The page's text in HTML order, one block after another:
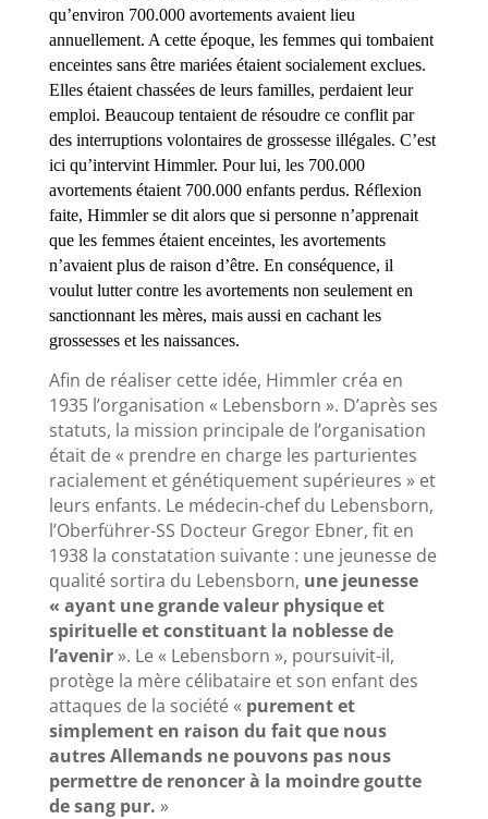
qu’environ 700.000 avortements avaient lieu
annuellement. A cette époque, les femmes qui tombaient
enceintes sans être mariées étaient socialement exclues.
Elles étaient chassées de leurs familles, perdaient leur
emploi. Beaucoup tentaient de résoudre ce conflit par
des interruptions volontaires de grossesse illégales. C’est
ici qu’intervint Himmler. Pour lui, les 700.000
avortements étaient 700.000 enfants perdus. Réflexion
faite, Himmler se dit alors que si personne n’apprenait
que les femmes étaient enceintes, les avortements
n’avaient plus de raison d’être. En conséquence, il
voulut lutter contre les avortements non seulement en
sanctionnant les mères, mais aussi en cachant les
grossesses et les naissances.
Afin de réaliser cette idée, Himmler créa en
1935 l’organisation « Lebensborn ». D’après ses
statuts, la mission principale de l’organisation
était de « prendre en charge les parturientes
racialement et génétiquement supérieures » et
leurs enfants. Le médecin-chef du Lebensborn,
l’Oberführer-SS Docteur Gregor Ebner, fit en
1938 la constatation suivante : une jeunesse de
qualité sortira du Lebensborn, une jeunesse
« ayant une grande valeur physique et
spirituelle et constituant la noblesse de
l’avenir». Le « Lebensborn », poursuivit-il,
protège la mère célibataire et son enfant des
attaques de la société « purement et
simplement en raison du fait que nous
autres Allemands ne pouvons pas nous
permettre de renoncer à la moindre goutte
de sang pur. »